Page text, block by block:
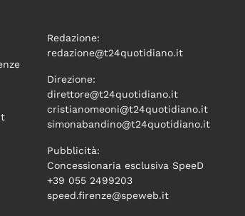
Redazione:
redazione@t24quotidiano.it
Direzione:
direttore@t24quotidiano.it
cristianomeoni@t24quotidiano.it
simonabandino@t24quotidiano.it
Pubblicità:
Concessionaria esclusiva SpeeD
+39 055 2499203
speed.firenze@speweb.it